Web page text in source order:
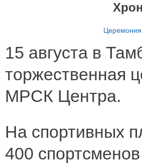
Церемония
15 августа в
торжественная
МРСК Центра.
На спортивных
400